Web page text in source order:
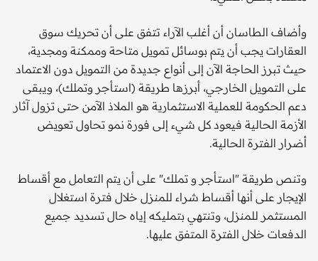
وأضاف الطاسان أن أغلب الآراء تتفق على أن تحريك سوق
العقارات يجب أن يتم بوسائل تمويل متاحة وممكنة ومجدية،
حيث تبرز الحاجة الآن إلى أنواع جديدة من التمويل دون الاعتماد
على التمويل الخارجي، أبرزها طريقة (استأجر وتملك)، ويبقى
دعم الحكومة للعملية الاستثمارية هو الملاذ الآمن حتى تزول آثار
الأزمة الحالية فيعود كل شيء إلى فورة نمو تحاول تعويض
أضرار الفترة الحالية.
وتنص طريقة "استأجر و تملك" على أن يتم التعامل مع أقساط
الإيجار على أنها أقساط شراء للمنزل خلال فترة استغلال
المستثمر للمنزل، وتنتهي بتمليكه إياه حال تسديد جميع
الدفعات خلال الفترة المتفق عليها.